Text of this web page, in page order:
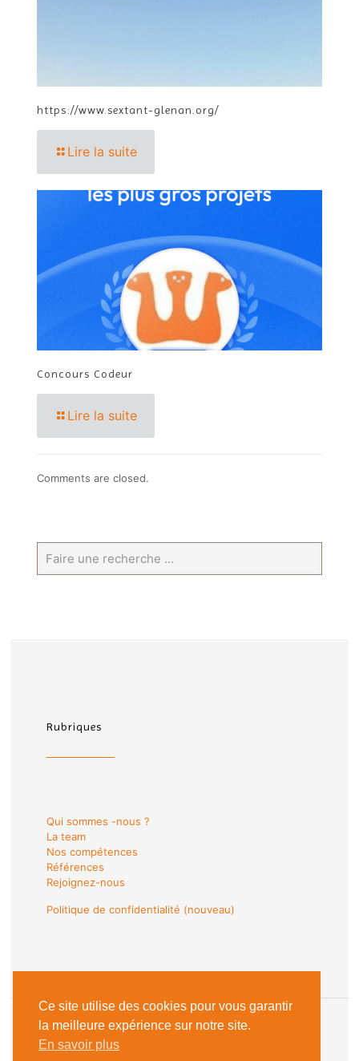
https://www.sextant-glenan.org/
Lire la suite
Concours Codeur
Lire la suite
Comments are closed.
Rubriques
Qui sommes -nous ?
La team
Nos compétences
Références
Rejoignez-nous
Politique de confidentialité (nouveau)
Ce site utilise des cookies pour vous garantir
la meilleure expérience sur notre site.
En savoir plus